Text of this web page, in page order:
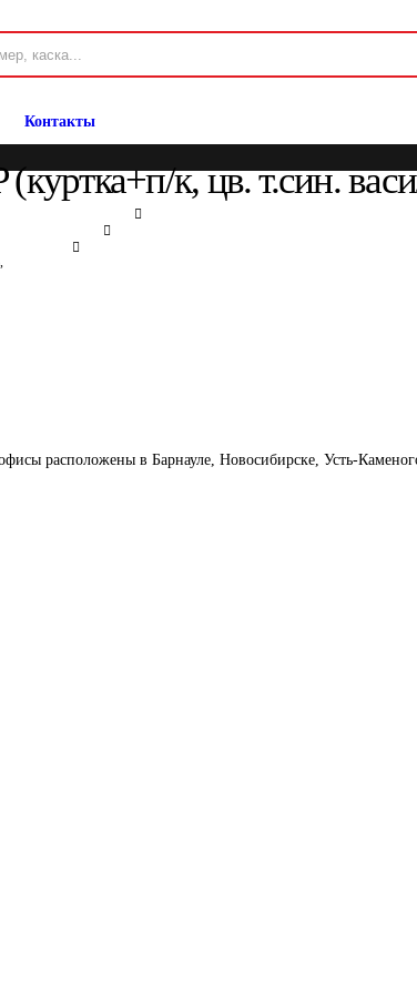
Контакты
к, цв. т.син.
расположены в Барнауле, Новосибирске, Усть-